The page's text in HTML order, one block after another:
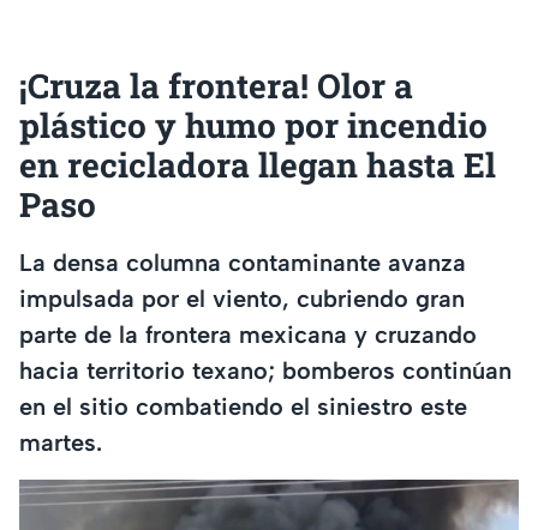
¡Cruza la frontera! Olor a
plástico y humo por incendio
en recicladora llegan hasta El
Paso
La densa columna contaminante avanza
impulsada por el viento, cubriendo gran
parte de la frontera mexicana y cruzando
hacia territorio texano; bomberos continúan
en el sitio combatiendo el siniestro este
martes.